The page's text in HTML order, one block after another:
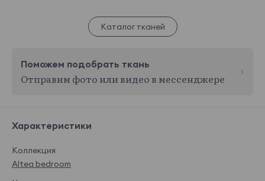
Каталог тканей
Поможем подобрать ткань
Отправим фото или видео в мессенджере
Характеристики
Коллекция
Altea bedroom